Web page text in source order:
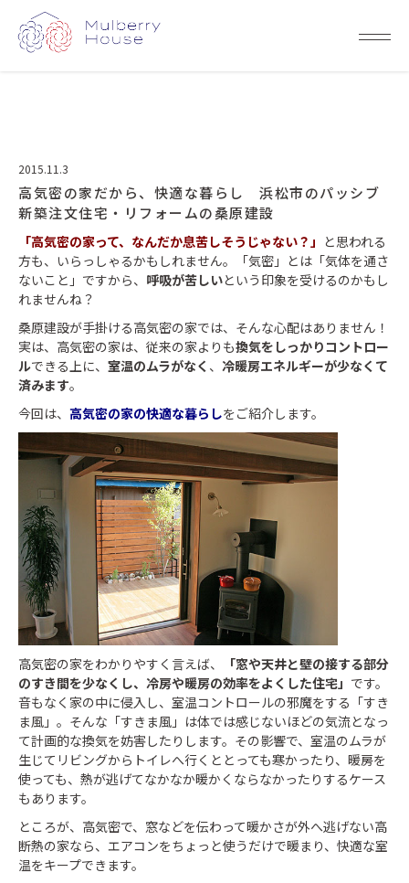
2015.11.3
高気密の家だから、快適な暮らし 浜松市のパッシブ
新築注文住宅・リフォームの桑原建設
「高気密の家って、なんだか息苦しそうじゃない？」 と思われる
方も、いらっしゃるかもしれません。「気密」とは「気体を通さ
ないこと」ですから、 呼吸が苦しいという印象を受けるのかもし
れませんね？
桑原建設が手掛ける高気密の家では、そんな心配はありません！
実は、高気密の家は、従来の家よりも換気をしっかりコントロー
ルできる上に、 室温のムラがなく 、 冷暖房エネルギーが少なくて
済みます。
今回は、 高気密の家の快適な暮らしをご紹介します。
高気密の家をわかりやすく言えば、
「窓や天井と壁の接する部分
のすき間を少なくし、冷房や暖房の効率をよくした住宅」 です。
音もなく家の中に侵入し、室温コントロールの邪魔をする「すき
ま風」。そんな「すきま風」は体では感じないほどの気流となっ
て計画的な換気を妨害したりします。その影響で、室温のムラが
生じてリビングからトイレへ行くととっても寒かったり、暖房を
使っても、熱が逃げてなかなか暖かくならなかったりするケース
もあります。
ところが、高気密で、窓などを伝わって暖かさが外へ逃げない高
断熱の家なら、エアコンをちょっと使うだけで暖まり、快適な室
温をキープできます。